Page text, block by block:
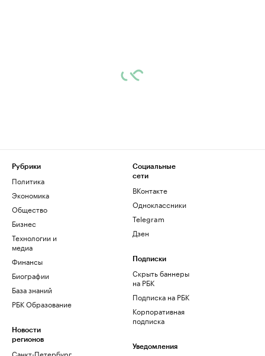
Рубрики
Политика
Экономика
Общество
Бизнес
Технологии и
медиа
Финансы
Биографии
База знаний
РБК Образование
Новости
регионов
Санкт-Петербург
Социальные
сети
ВКонтакте
Одноклассники
Telegram
Дзен
Подписки
Скрыть баннеры
на РБК
Подписка на РБК
Корпоративная
подписка
Уведомления